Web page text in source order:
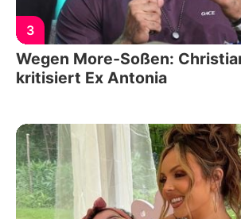
3
Wegen More-Soßen:
kritisiert Ex Antonia